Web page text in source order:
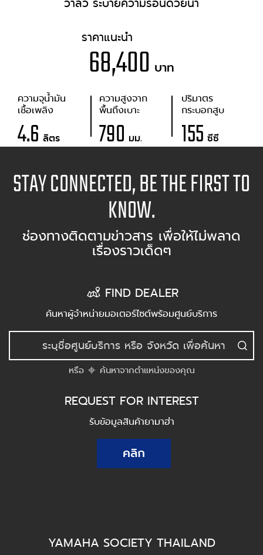
วาล์ว ระบายความร้อนด้วยน้ำ
ราคาแนะนำ
68,400 บาท
ความจุน้ำมัน
เชื้อเพลิง
4.6 ลิตร
ความสูงจาก
พื้นถึงเบาะ
790 มม.
ปริมาตร
กระบอกสูบ
155 ซีซี
STAY CONNECTED, BE THE FIRST TO
KNOW.
ช่องทางติดตามข่าวสาร เพื่อให้ไม่พลาด
เรื่องราวเด็ดๆ
FIND DEALER
ค้นหาผู้จำหน่ายมอเตอร์ไซต์พร้อมศูนย์บริการ
หรือ ค้นหาจากตำแหน่งของคุณ
REQUEST FOR INTEREST
รับข้อมูลสินค้ายามาฮ่า
คลิก
YAMAHA SOCIETY THAILAND